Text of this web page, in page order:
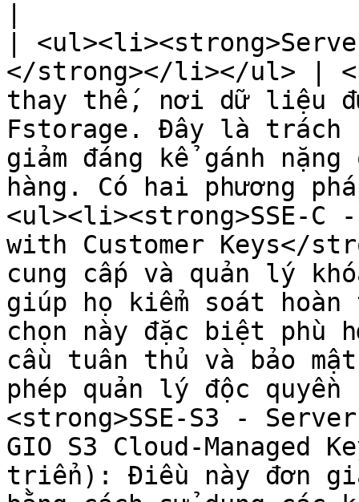
|
</strong></li></ul> |
thay thế, nơi dữ liệu
Fstorage. Đây là trách
giảm đáng kể gánh
hàng. Có hai phương
<ul><li><strong>SSE-
with Customer Keys</
cung cấp và quản lý
giúp họ kiểm soát
chọn này đặc biệt phù
cầu tuân thủ và bảo
phép quản lý độc
<strong>SSE-S3 -
GIO S3 Cloud-Managed
triển): Điều này đơn